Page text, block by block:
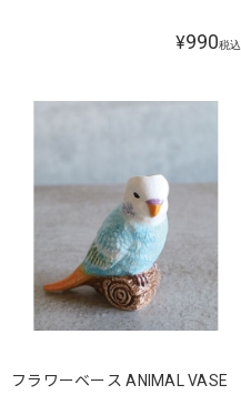
¥990税込
フラワーベース ANIMAL VASE